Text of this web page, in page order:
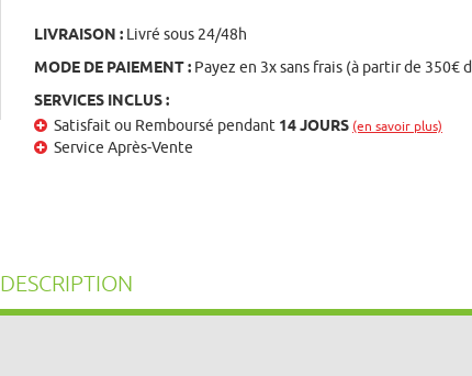
LIVRAISON : Livré sous 24/48h
MODE DE PAIEMENT : Payez en 3x sans frais (à partir de 350€
SERVICES INCLUS :
Satisfait ou Remboursé pendant 14 JOURS (en savoir plus)
Service Après-Vente
DESCRIPTION